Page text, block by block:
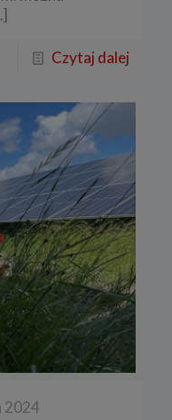
Czytaj dalej
2024